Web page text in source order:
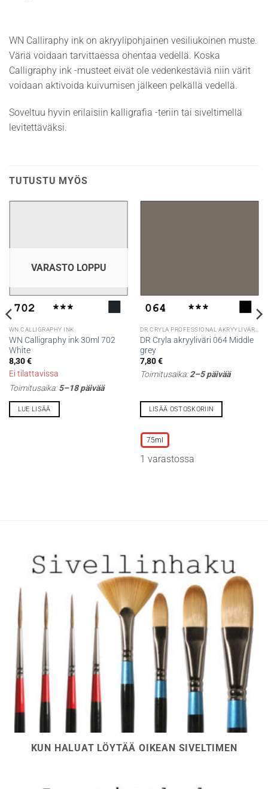
WN Calliraphy ink on akryylipohjainen vesiliukoinen muste.
Väriä voidaan tarvittaessa ohentaa vedellä. Koska
Calligraphy ink -musteet eivät ole vedenkestäviä niin värit
voidaan aktivoida kuivumisen jälkeen pelkällä vedellä.
Soveltuu hyvin erilaisiin kalligrafia -teriin tai siveltimellä
levitettäväksi.
TUTUSTU MYÖS
VARASTO LOPPU
WN CALLIGRAPHY INK
WN Calligraphy ink 30ml 702
White
8,30€
Ei tilattavissa
Toimitusaika:5–18 päivää
LUE LISÄÄ
DR Cryla akryyliväri 064 Middle
grey
7,80€
Toimitusaika:2–5 päivää
LISÄÄ OSTOSKORIIN
tuotteella
on
useampi
75ml
1 varastossa
KUN HALUAT LÖYTÄÄ OIKEAN SIVELTIMEN